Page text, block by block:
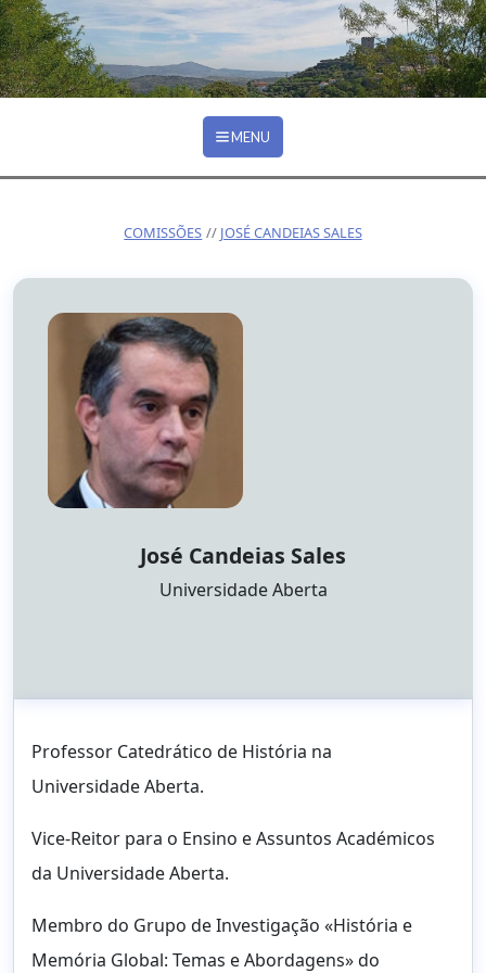
Ir para o conteúdo principal
COMISSÕES
MENU
COMISSÕES JOSÉ CANDEIAS SALES
José Candeias Sales
Universidade Aberta
Professor Catedrático de História na
Universidade Aberta.
Vice-Reitor para o Ensino e Assuntos Académicos
da Universidade Aberta.
Membro do Grupo de Investigação «História e
Memória Global: Temas e Abordagens» do